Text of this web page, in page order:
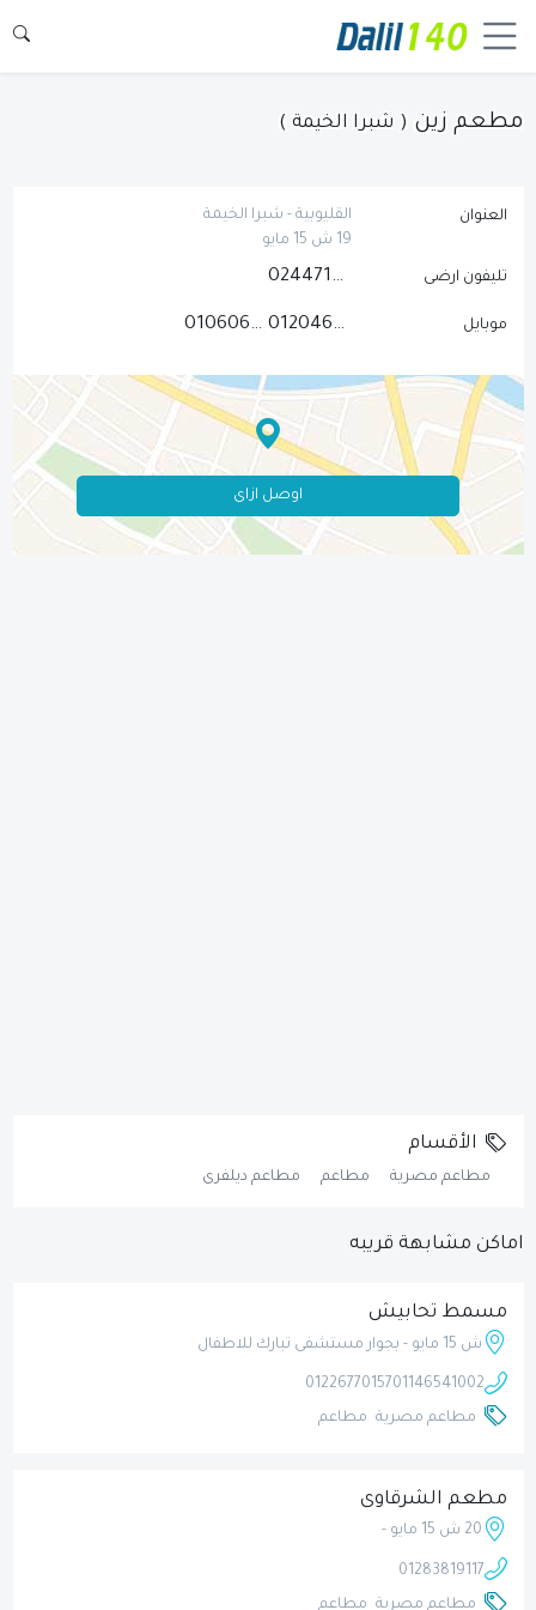
مطعم زين ( شبرا الخيمة )
العنوان
القليوبية - شبرا الخيمة
19 ش 15 مايو
تليفون ارضى 0244713338
موبايل 01204671752
01060689464
اوصل ازاى
الأقسام
مطاعم مصرية مطاعم مطاعم ديلفرى
اماكن مشابهة قريبه
مسمط تحابيش
ش 15 مايو - بجوار مستشفى تبارك للاطفال
01146541002
01226770157
مطاعم مصرية مطاعم
مطعم الشرقاوى
20 ش 15 مايو -
01283819117
مطاعم مصرية مطاعم